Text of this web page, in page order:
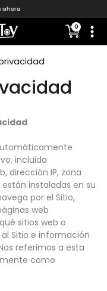
y compre ~
0
missing:
incluida
dirección IP, zona
instaladas en su
por el Sitio,
web
sitios web o
Sitio e información
referimos a esta
como